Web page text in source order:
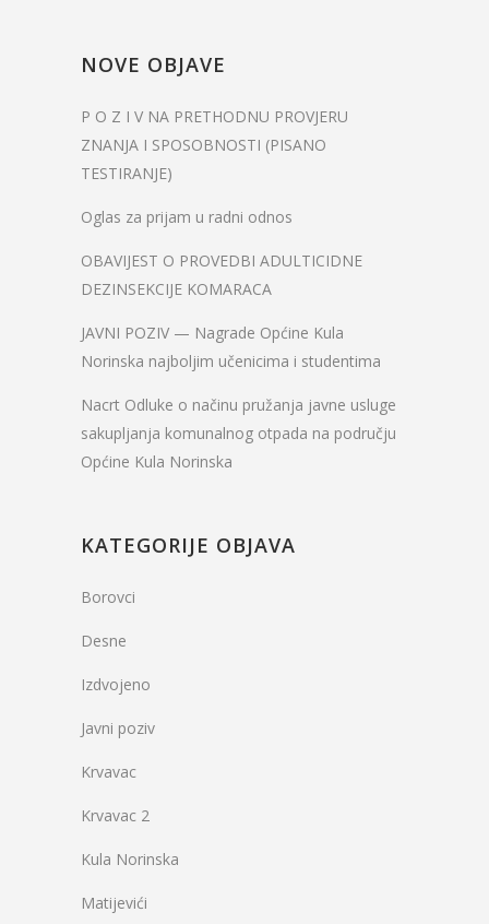
NOVE OBJAVE
P O Z I V NA PRETHODNU PROVJERU
ZNANJA I SPOSOBNOSTI (PISANO
TESTIRANJE)
Oglas za prijam u radni odnos
OBAVIJEST O PROVEDBI ADULTICIDNE
DEZINSEKCIJE KOMARACA
JAVNI POZIV — Nagrade Općine Kula
Norinska najboljim učenicima i studentima
Nacrt Odluke o načinu pružanja javne usluge
sakupljanja komunalnog otpada na području
Općine Kula Norinska
KATEGORIJE OBJAVA
Borovci
Desne
Izdvojeno
Javni poziv
Krvavac
Krvavac 2
Kula Norinska
Matijevići